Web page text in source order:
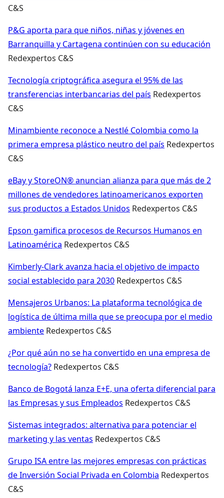
C&S
P&G aporta para que niños, niñas y jóvenes en
Barranquilla y Cartagena continúen con su educación
Redexpertos C&S
Tecnología criptográfica asegura el 95% de las
transferencias interbancarias del país Redexpertos
C&S
Minambiente reconoce a Nestlé Colombia como la
primera empresa plástico neutro del país Redexpertos
C&S
eBay y StoreON® anuncian alianza para que más de 2
millones de vendedores latinoamericanos exporten
sus productos a Estados Unidos Redexpertos C&S
Epson gamifica procesos de Recursos Humanos en
Latinoamérica Redexpertos C&S
Kimberly-Clark avanza hacia el objetivo de impacto
social establecido para 2030 Redexpertos C&S
Mensajeros Urbanos: La plataforma tecnológica de
logística de última milla que se preocupa por el medio
ambiente Redexpertos C&S
¿Por qué aún no se ha convertido en una empresa de
tecnología? Redexpertos C&S
Banco de Bogotá lanza E+E, una oferta diferencial para
las Empresas y sus Empleados Redexpertos C&S
Sistemas integrados: alternativa para potenciar el
marketing y las ventas Redexpertos C&S
Grupo ISA entre las mejores empresas con prácticas
de Inversión Social Privada en Colombia Redexpertos
C&S